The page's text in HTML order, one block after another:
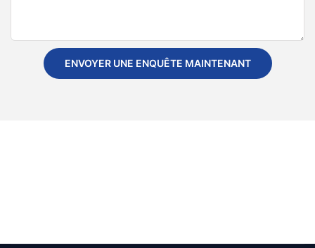
ENVOYER UNE ENQUÊTE MAINTENANT